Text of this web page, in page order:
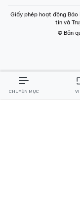
Giấy phép hoạt động
tin và
© Bản
CHUYÊN MỤC